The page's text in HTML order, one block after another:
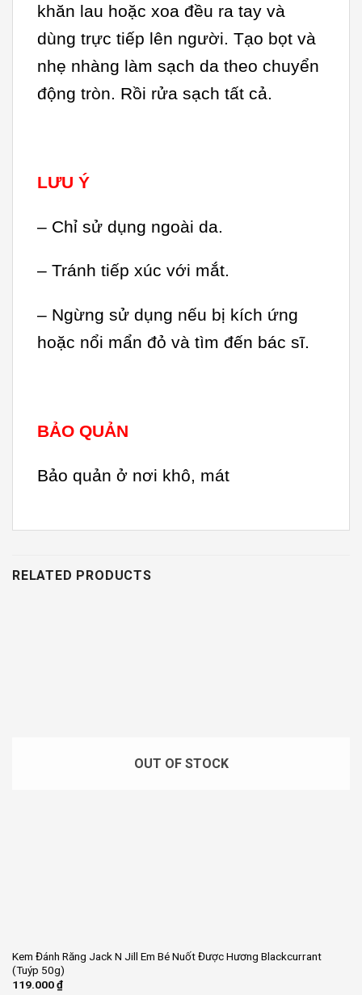
khăn lau hoặc xoa đều ra tay và
dùng trực tiếp lên người. Tạo bọt và
nhẹ nhàng làm sạch da theo chuyển
động tròn. Rồi rửa sạch tất cả.
LƯU Ý
– Chỉ sử dụng ngoài da.
– Tránh tiếp xúc với mắt.
– Ngừng sử dụng nếu bị kích ứng
hoặc nổi mẩn đỏ và tìm đến bác sĩ.
BẢO QUẢN
Bảo quản ở nơi khô, mát
RELATED PRODUCTS
OUT OF STOCK
Kem Đánh Răng Jack N Jill Em Bé Nuốt Được Hương Blackcurrant
(Tuýp 50g)
119.000₫